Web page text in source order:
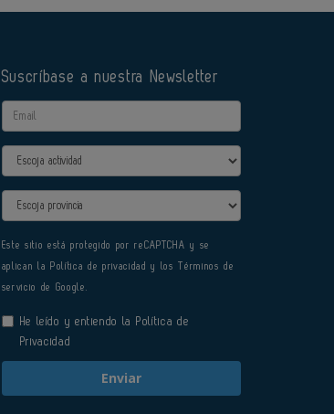
Suscríbase a nuestra Newsletter
Email
Actividad
Provincia
Este sitio está protegido por reCAPTCHA y se
aplican la Política de privacidad y los Términos de
servicio de Google.
He leído y entiendo la Política de
Privacidad
Enviar